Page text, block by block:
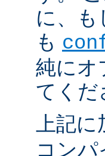
に、も
も
純にオ
てくだ
上記に
コン